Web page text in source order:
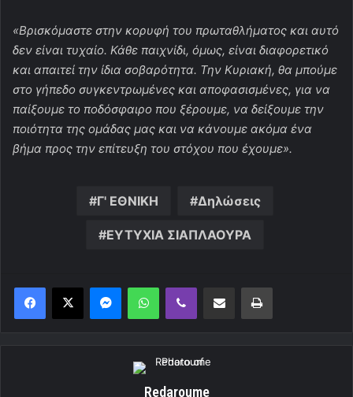
«Βρισκόμαστε στην κορυφή του πρωταθλήματος και αυτό
δεν είναι τυχαίο. Κάθε παιχνίδι, όμως, είναι διαφορετικό
και απαιτεί την ίδια σοβαρότητα. Την Κυριακή, θα μπούμε
στο γήπεδο συγκεντρωμένες και αποφασισμένες, για να
παίξουμε το ποδόσφαιρο που ξέρουμε, να δείξουμε την
ποιότητα της ομάδας μας και να κάνουμε ακόμα ένα
βήμα προς την επίτευξη του στόχου που έχουμε».
Γ' ΕΘΝΙΚΗ Δηλώσεις
ΕΥΤΥΧΙΑ ΣΙΑΠΛΑΟΥΡΑ
MessengerWhatsAppViber Κοινοποίηση μέσω ηλεκτρονικού ταχυδρομείουΕκτύπωση
Redaroume